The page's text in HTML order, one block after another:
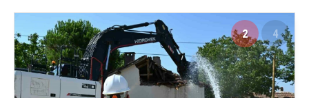
2 4